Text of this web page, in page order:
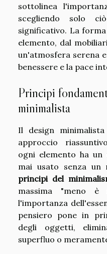
sottolinea
scegliendo solo
significativo. La
elemento, dal
un'atmosfera serena
benessere e la pace
Principi
minimalista
Il design
approccio
ogni elemento ha
mai usato senza un
principi del
massima "meno è
l'importanza
pensiero pone in
degli oggetti,
superfluo o